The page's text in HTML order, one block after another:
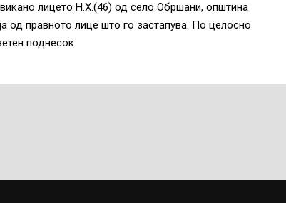
лицето Н.Х.(46) од село Обршани, општина
од правното лице што го застапува. По целосно
поднесок.